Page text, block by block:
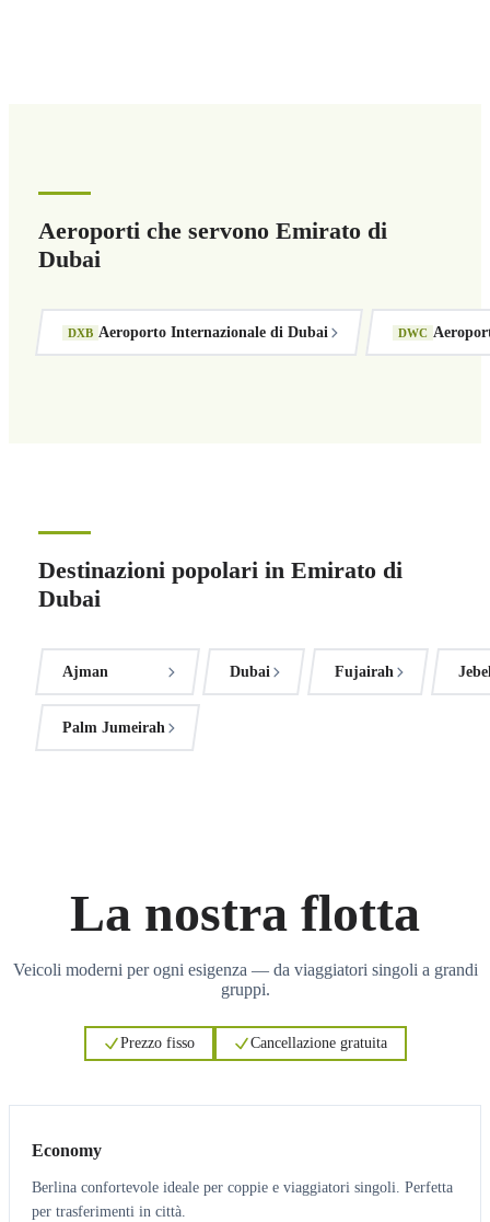
Aeroporti che servono Emirato di
Dubai
DXB Aeroporto Internazionale di Dubai DWC
Destinazioni popolari in Emirato di
Dubai
Ajman Dubai Fujairah
Palm Jumeirah
La nostra flotta
Veicoli moderni per ogni esigenza — da viaggiatori singoli a grandi
gruppi.
Prezzo fisso Cancellazione gratuita
Economy
Berlina confortevole ideale per coppie e viaggiatori singoli. Perfetta
per trasferimenti in città.